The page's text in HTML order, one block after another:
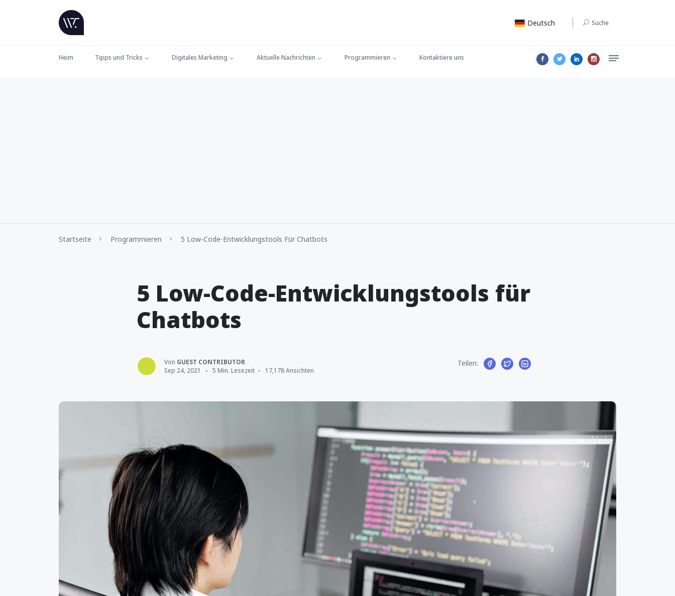
Deutsch Suche
Heim Tipps und Tricks Digitales Marketing Aktuelle Nachrichten Programmieren Kontaktiere uns
Startseite Programmieren 5 Low-Code-Entwicklungstools Für Chatbots
5 Low-Code-Entwicklungstools für
Chatbots
Von GUEST CONTRIBUTOR
Sep 24, 2021
5 Min. Lesezeit 17,178 Ansichten
Teilen: